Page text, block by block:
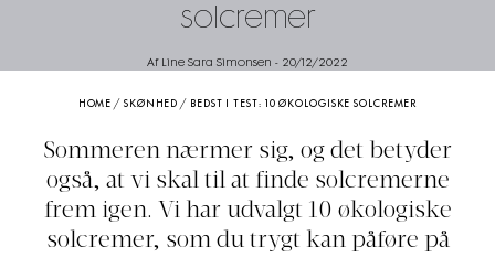
solcremer
Af Line Sara Simonsen - 20/12/2022
HOME / SKØNHED / BEDST I TEST: 10 ØKOLOGISKE SOLCREMER
Sommeren nærmer sig, og det betyder
også, at vi skal til at finde solcremerne
frem igen. Vi har udvalgt 10 økologiske
solcremer, som du trygt kan påføre på